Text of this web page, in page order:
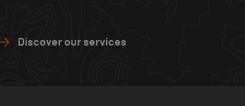
Discover our services